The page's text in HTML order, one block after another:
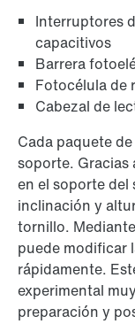
Interruptores
capacitivos
Barrera
Fotocélula de
Cabezal de
Cada paquete
soporte. Gracias
en el soporte del
inclinación y
tornillo.
puede modificar
rápidamente.
experimental
preparación y